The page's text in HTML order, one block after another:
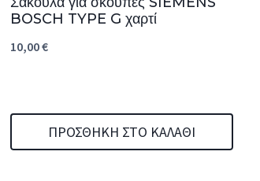
BOSCH TYPE G χαρτί
10,00€
ΠΡΟΣΘΉΚΗ ΣΤΟ ΚΑΛΆΘΙ